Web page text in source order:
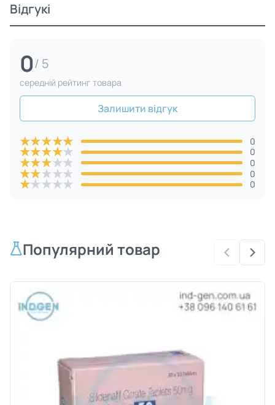
Відгукі
0/ 5
cередній рейтинг товара
Залишити відгук
★★★★★ 0
★★★★★ 0
★★★★★ 0
★★★★★ 0
★★★★★ 0
Популярний товар